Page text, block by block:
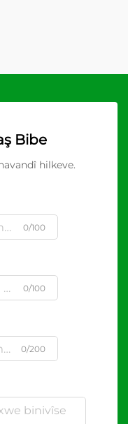
Bibe
hilkeve.
0/100
0/100
0/200